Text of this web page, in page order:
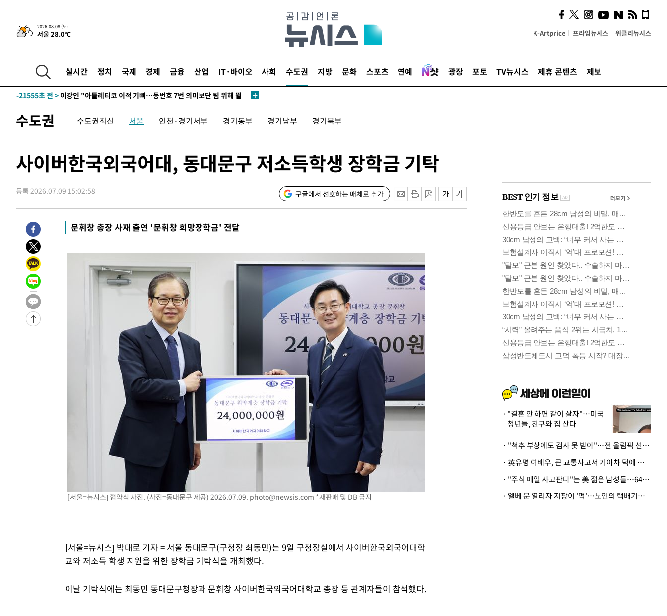
2026.08.08 (토)
서울 28.0℃ K-Artprice 프라임뉴시스 위클리뉴시스
실시간 정치 국제 경제 금융 산업 IT·바이오 사회 수도권 지방 문화 스포츠 연예 광장 포토 TV뉴시스 제휴 콘텐츠 제보
7시간 전 >[속보]뉴욕증시 상승 마감…S&P 0.6% 나스닥 1.3%↑
-31739초 전 >이란 "호르무즈 재개방 합의 근접…美 배상 선행돼야"
한민수·김용 순
-22739초 전 >
[속보]김민석, 與 전대 당원투표 누적 득표율 45.42%로 1위… 정
청래 44.56%
-22021초 전 >
42.08%·宋 10.17%
-21555초 전 > 이강인 "아틀레티코 이적 기뻐…등번호 7번 의미보단 팀 위해 뛸
-15264초 전 >
낮 최고 35도 '무더위'…동해안 시간당 30㎜ '강한 비'[내일날씨]
-14534초 전 >[속보]이강인 "감독님이 원하는 마음 느꼈고, 많은 트로피 원해 아
-13285초 전 > 온열질환 사망자 3명 늘어…누적 환자 3000명 돌파
-3337초 전 >백운산서 80년근 천종산삼 9뿌리 발견…감정가 1.3억원
-1047초 전 >선재도서 해루질 나섰다 실종 60대, 닷새 만에 숨진 채 발견
23분 전 >
남자 농구, 나고야 아시안게임서 '홈팀' 일본과 한일전
34분 전 >
여수 오동도 해상서 모터보트 전복…1명 사망·1명 실종
1시간 전 >
날씨]
2시간 전 >
2시간 전 >
[속보]'압수수색·성접대 논란' 축구협회 "실망과 걱정 안겨드려 죄송"
6시간 전 >
'최고 37도' 폭염 지속…강원동해안 최대 150㎜ 비
7시간 전 >
[속보]뉴욕증시 상승 마감…S&P 0.6% 나스닥 1.3%↑
-31739초 전 >
이란 "호르무즈 재개방 합의 근접…美 배상 선행돼야"
[속보]與최고위원 제주·인천 순회경선…박선원·최민희·서미화·
[속보]김민석, 與 전대 당원투표 누적 득표율 45.42%로 1위… 정
[속보]與 대표 경선 제주·인천 당원투표…金 47.75%·鄭
이강인 "아틀레티코 이적 기뻐…등번호 7번 의미보단 팀 위해 뛸
[속보]與 당대표 경선, 제주·인천 권리당원 투표 김민석 승리
낮 최고 35도 '무더위'…동해안 시간당 30㎜ '강한 비'[내일날씨]
[속보]이강인 "감독님이 원하는 마음 느꼈고, 많은 트로피 원해 아
수도권 40도 육박 '펄펄'…동해안 일부 지역엔 호의주의보
온열질환 사망자 3명 늘어…누적 환자 3000명 돌파
강릉에 시간당 81.4㎜ 물폭탄…도로 잠기고 담벼락 붕괴
백운산서 80년근 천종산삼 9뿌리 발견…감정가 1.3억원
선재도서 해루질 나섰다 실종 60대, 닷새 만에 숨진 채 발견
남자 농구, 나고야 아시안게임서 '홈팀' 일본과 한일전
[속보]'압수수색·성접대 논란' 축구협회 "실망과 걱정 안겨드려 죄송"
'최고 37도' 폭염 지속…강원동해안 최대 150㎜ 비
수도권 수도권최신 서울 인천·경기서부 경기동부 경기남부 경기북부
사이버한국외국어대, 동대문구 저소득학생 장학금 기탁
등록 2026.07.09 15:02:58 구글에서 선호하는 매체로 추가
문휘창 총장 사재 출연 '문휘창 희망장학금' 전달
[서울=뉴시스] 협약식 사진. (사진=동대문구 제공) 2026.07.09. photo@newsis.com *재판매 및 DB 금지
[서울=뉴시스] 박대로 기자 = 서울 동대문구(구청장 최동민)는 9일 구청장실에서 사이버한국외국어대학
교와 저소득 학생 지원을 위한 장학금 기탁식을 개최했다.
이날 기탁식에는 최동민 동대문구청장과 문휘창 사이버한국외국어대학교 총장 등 관계자들이 참석했다.
사이 해답 찾았죠"…알을
깨고 나온 '초자아'
"결혼 안 하면 같이 살자"…미국
청년들, 친구와 집 산다
· "척추 부상에도 검사 못 받아"…전 올림픽 선수, 美봅슬레이협회 상대 소송
· 英유명 여배우, 큰 교통사고서 기아차 덕에 살았다
· "주식 매일 사고판다"는 美 젊은 남성들…64%가 "나는 인생의 패배자“
· 엘베 문 열리자 지팡이 '퍽'…노인의 택배기사 폭행 이유